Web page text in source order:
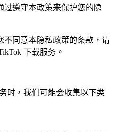
过遵守本政策来保护您的隐
不同意本隐私政策的条款，请
下载服务。
时，我们可能会收集以下类